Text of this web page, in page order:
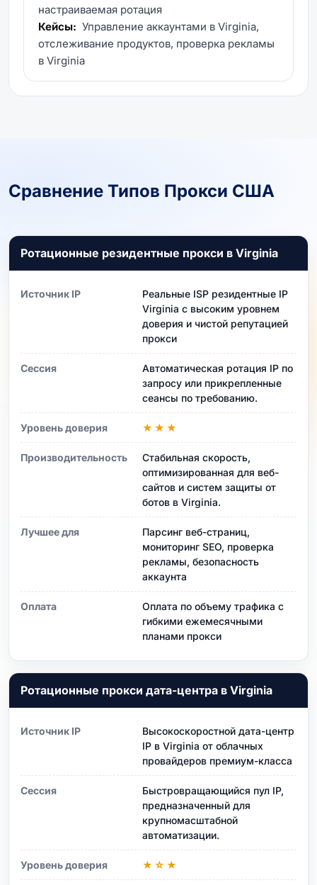
настраиваемая ротация
Кейсы: Управление аккаунтами в Virginia,
отслеживание продуктов, проверка рекламы
в Virginia
Сравнение Типов Прокси США
Ротационные резидентные прокси в Virginia
Источник IP
Реальные ISP резидентные IP
Virginia с высоким уровнем
доверия и чистой репутацией
прокси
Сессия
Автоматическая ротация IP по
запросу или прикрепленные
сеансы по требованию.
Уровень доверия ★★★
Производительность
Стабильная скорость,
оптимизированная для веб-
сайтов и систем защиты от
ботов в Virginia.
Лучшее для
Парсинг веб-страниц,
мониторинг SEO, проверка
рекламы, безопасность
аккаунта
Оплата
Оплата по объему трафика с
гибкими ежемесячными
планами прокси
Ротационные прокси дата-центра в Virginia
Источник IP
Высокоскоростной дата-центр
IP в Virginia от облачных
провайдеров премиум-класса
Сессия
Быстровращающийся пул IP,
предназначенный для
крупномасштабной
автоматизации.
Уровень доверия ★☆★